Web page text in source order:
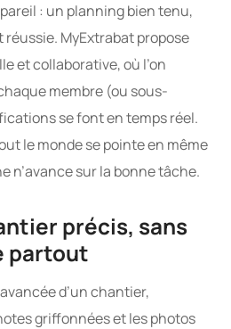
: un planning bien tenu,
réussie. MyExtrabat propose
et collaborative, où l’on
membre (ou sous-
se font en temps réel.
le monde se pointe en même
n’avance sur la bonne tâche.
précis, sans
partout
d’un chantier,
griffonnées et les photos